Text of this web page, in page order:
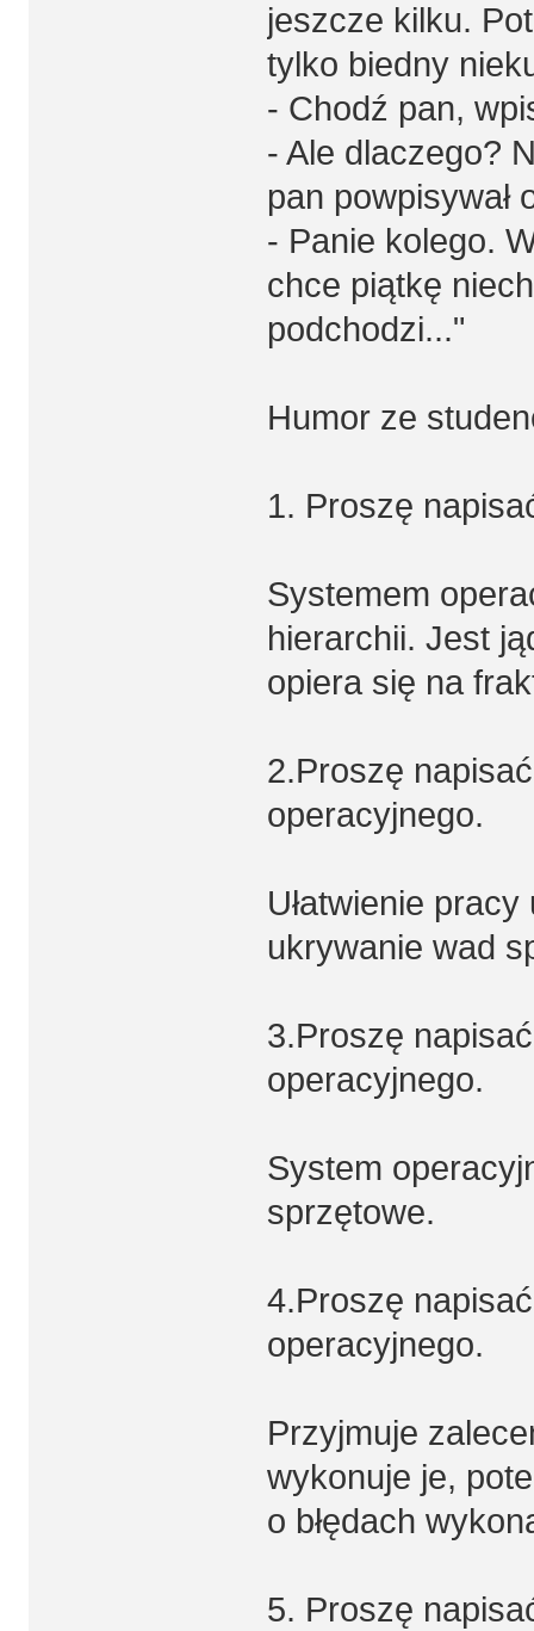
jeszcze kilku.
tylko biedny
- Chodź pan,
- Ale dlaczego?
pan powpisywał
- Panie kolego.
chce piątkę
podchodzi..."
Humor ze
1. Proszę
Systemem
hierarchii. Jest
opiera się na
2.Proszę
operacyjnego.
Ułatwienie
ukrywanie wad
3.Proszę
operacyjnego.
System
sprzętowe.
4.Proszę
operacyjnego.
Przyjmuje
wykonuje je,
o błędach
5. Proszę